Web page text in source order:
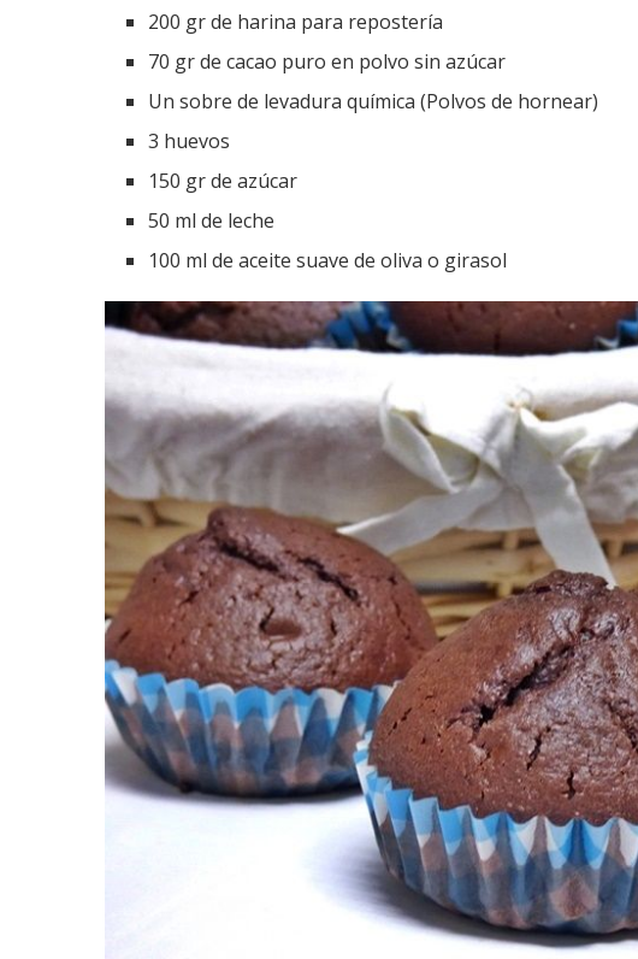
200 gr de harina para repostería
70 gr de cacao puro en polvo sin azúcar
Un sobre de levadura química (Polvos de hornear)
3 huevos
150 gr de azúcar
50 ml de leche
100 ml de aceite suave de oliva o girasol